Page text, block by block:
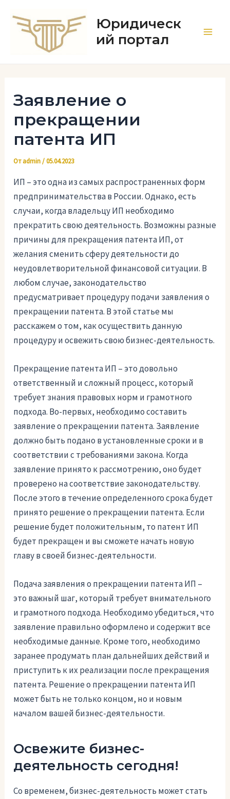
содержимому
Юридическ
ий портал
Заявление о
прекращении
патента ИП
Отadmin/05.04.2023
ИП – это одна из самых распространенных форм
предпринимательства в России. Однако, есть
случаи, когда владельцу ИП необходимо
прекратить свою деятельность. Возможны разные
причины для прекращения патента ИП, от
желания сменить сферу деятельности до
неудовлетворительной финансовой ситуации. В
любом случае, законодательство
предусматривает процедуру подачи заявления о
прекращении патента. В этой статье мы
расскажем о том, как осуществить данную
процедуру и освежить свою бизнес-деятельность.
Прекращение патента ИП – это довольно
ответственный и сложный процесс, который
требует знания правовых норм и грамотного
подхода. Во-первых, необходимо составить
заявление о прекращении патента. Заявление
должно быть подано в установленные сроки и в
соответствии с требованиями закона. Когда
заявление принято к рассмотрению, оно будет
проверено на соответствие законодательству.
После этого в течение определенного срока будет
принято решение о прекращении патента. Если
решение будет положительным, то патент ИП
будет прекращен и вы сможете начать новую
главу в своей бизнес-деятельности.
Подача заявления о прекращении патента ИП –
это важный шаг, который требует внимательного
и грамотного подхода. Необходимо убедиться, что
заявление правильно оформлено и содержит все
необходимые данные. Кроме того, необходимо
заранее продумать план дальнейших действий и
приступить к их реализации после прекращения
патента. Решение о прекращении патента ИП
может быть не только концом, но и новым
началом вашей бизнес-деятельности.
Освежите бизнес-
деятельность сегодня!
Со временем, бизнес-деятельность может стать